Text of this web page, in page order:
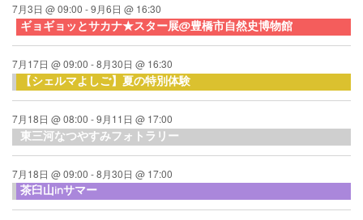
7月3日 @ 09:00 -9月6日 @ 16:30
ギョギョッとサカナ★スター展@豊橋市自然史博物館
7月17日 @ 09:00 -8月30日 @ 16:30
【シェルマよしご】夏の特別体験
7月18日 @ 08:00 -9月11日 @ 17:00
東三河なつやすみフォトラリー
7月18日 @ 09:00 -8月30日 @ 17:00
茶臼山inサマー